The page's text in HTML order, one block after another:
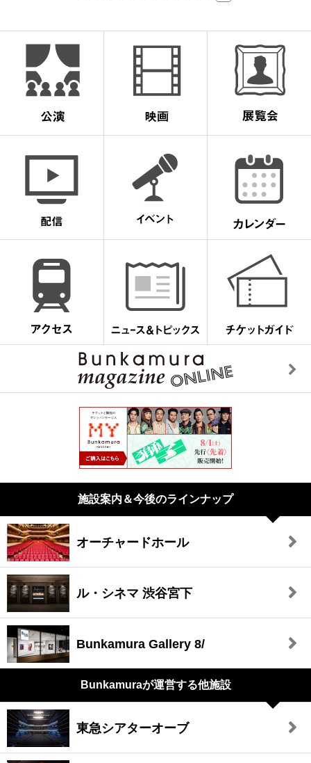
施設案内＆今後のラインナップ
オーチャードホール
ル・シネマ 渋谷宮下
Bunkamura Gallery 8/
Bunkamuraが運営する他施設
東急シアターオーブ